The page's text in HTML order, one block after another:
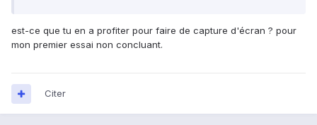
est-ce que tu en a profiter pour faire de capture d'écran ? pour
mon premier essai non concluant.
Citer